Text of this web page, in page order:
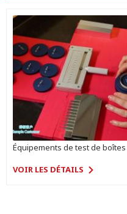
Équipements de test de
VOIR LES DÉTAILS